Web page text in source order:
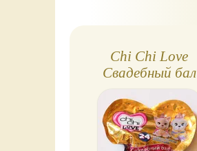
Chi Chi Love
Свадебный бал